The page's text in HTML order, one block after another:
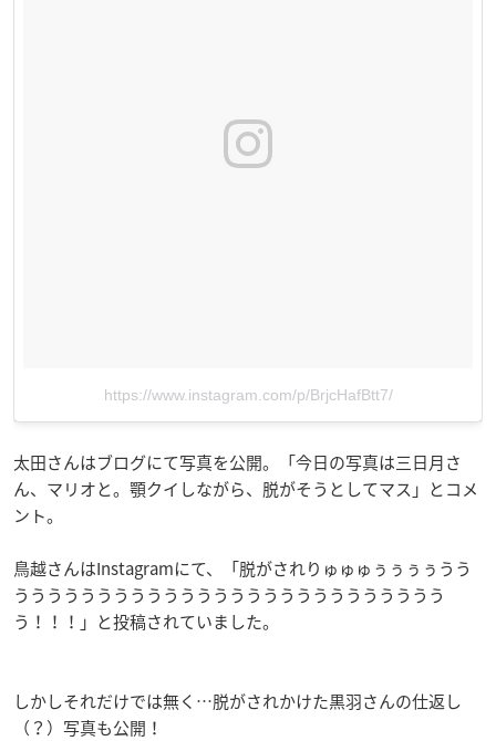
https://www.instagram.com/p/BrjcHafBtt7/
太田さんはブログにて写真を公開。「今日の写真は三日月さ
ん、マリオと。顎クイしながら、脱がそうとしてマス」とコメ
ント。
鳥越さんはInstagramにて、「脱がされりゅゅゅぅぅぅぅうう
うううううううううううううううううううううううううう
う！！！」と投稿されていました。
しかしそれだけでは無く…脱がされかけた黒羽さんの仕返し
（？）写真も公開！